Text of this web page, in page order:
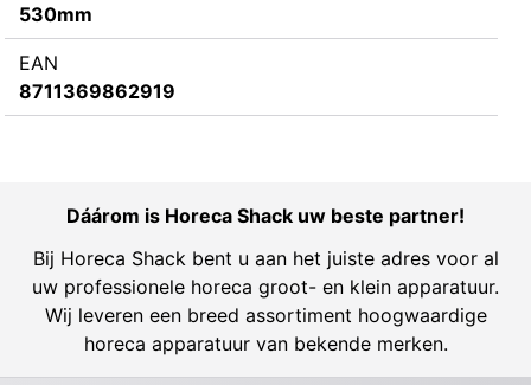
530mm
EAN
8711369862919
Dáárom is Horeca Shack uw beste partner!
Bij Horeca Shack bent u aan het juiste adres voor al
uw professionele horeca groot- en klein apparatuur.
Wij leveren een breed assortiment hoogwaardige
horeca apparatuur van bekende merken.